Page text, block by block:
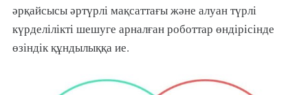
әрқайсысы әртүрлі мақсаттағы және алуан түрлі
күрделілікті шешуге арналған роботтар өндірісінде
өзіндік құндылыққа ие.